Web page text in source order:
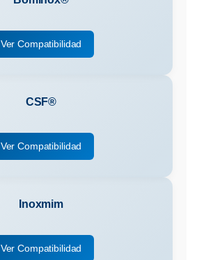
Ver Compatibilidad
CSF®
Ver Compatibilidad
Inoxmim
Ver Compatibilidad